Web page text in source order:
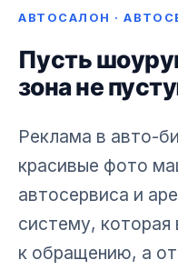
АВТОСАЛОН ·
Пусть
зона не
Реклама в авто-
красивые фото
автосервиса и
систему, которая
к обращению, а